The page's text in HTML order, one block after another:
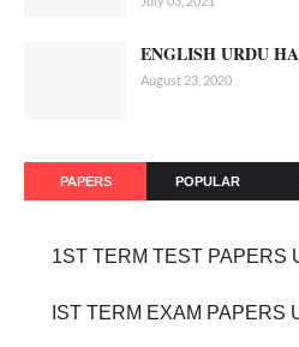
ENGLISH URDU
August 23, 2020
PAPERS POPULAR
1ST TERM TEST PAPERS
IST TERM EXAM PAPERS